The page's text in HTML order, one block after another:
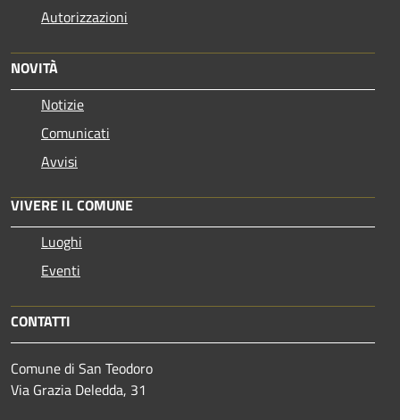
Autorizzazioni
NOVITÀ
Notizie
Comunicati
Avvisi
VIVERE IL COMUNE
Luoghi
Eventi
CONTATTI
Comune di San Teodoro
Via Grazia Deledda, 31